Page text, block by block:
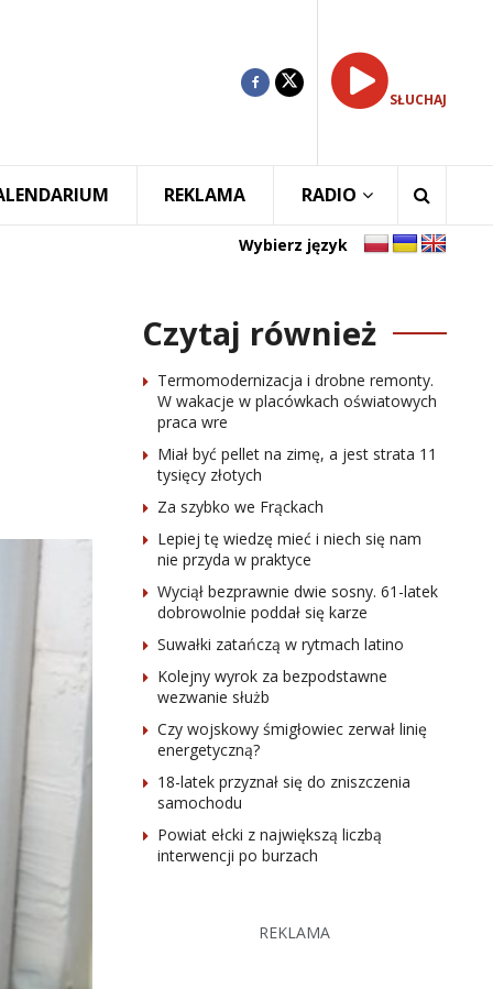
SŁUCHAJ
REKLAMA RADIO
Wybierz język
Czytaj również
Termomodernizacja i drobne remonty.
W wakacje w placówkach oświatowych
praca wre
Miał być pellet na zimę, a jest strata 11
tysięcy złotych
Za szybko we Frąckach
Lepiej tę wiedzę mieć i niech się nam
nie przyda w praktyce
Wyciął bezprawnie dwie sosny. 61-latek
dobrowolnie poddał się karze
Suwałki zatańczą w rytmach latino
Kolejny wyrok za bezpodstawne
wezwanie służb
Czy wojskowy śmigłowiec zerwał linię
energetyczną?
18-latek przyznał się do zniszczenia
samochodu
Powiat ełcki z największą liczbą
interwencji po burzach
REKLAMA